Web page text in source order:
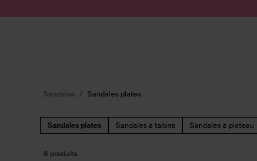
Sandales Sandales plates
Sandales plates Sandales à talons Sandales à plateau
8 produits